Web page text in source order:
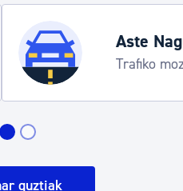
Aste
Trafiko
guztiak